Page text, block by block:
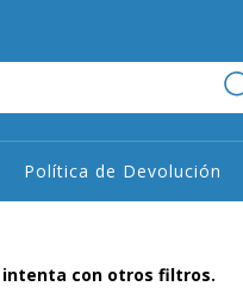
Política de Devolución
intenta con otros filtros.